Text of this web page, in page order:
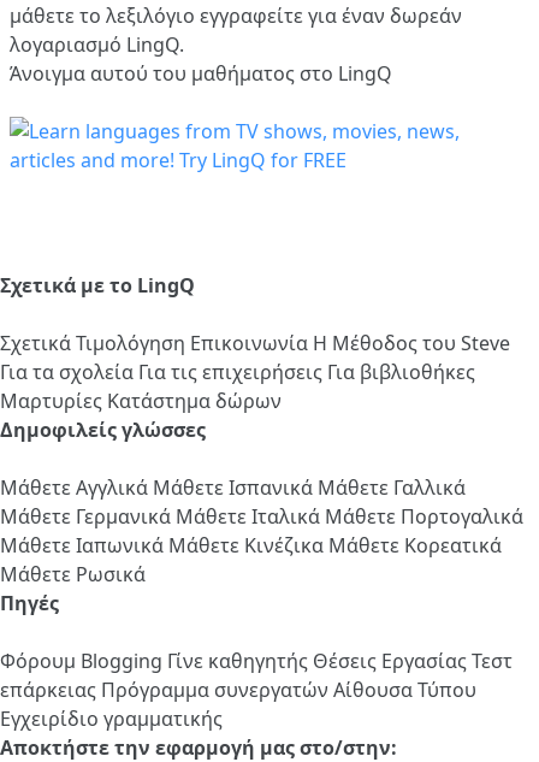
μάθετε το λεξιλόγιο εγγραφείτε για έναν δωρεάν
λογαριασμό LingQ.
Άνοιγμα αυτού του μαθήματος στο LingQ
Σχετικά με το LingQ
ΣχετικάΤιμολόγηση Επικοινωνία Η Μέθοδος του Steve
Για τα σχολεία Για τις επιχειρήσεις Για βιβλιοθήκες
Μαρτυρίες Κατάστημα δώρων
Δημοφιλείς γλώσσες
Μάθετε Αγγλικά Μάθετε Ισπανικά Μάθετε Γαλλικά
Μάθετε Γερμανικά Μάθετε Ιταλικά Μάθετε Πορτογαλικά
Μάθετε Ιαπωνικά Μάθετε Κινέζικα Μάθετε Κορεατικά
Μάθετε Ρωσικά
Πηγές
Φόρουμ Blogging Γίνε καθηγητής Θέσεις ΕργασίαςΤεστ
επάρκειας Πρόγραμμα συνεργατών Αίθουσα Τύπου
Εγχειρίδιο γραμματικής
Αποκτήστε την εφαρμογή μας στο/στην: